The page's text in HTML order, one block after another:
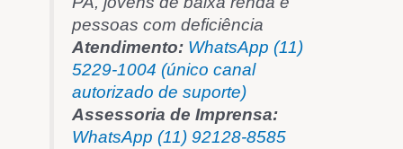
pessoas com deficiência
Atendimento: WhatsApp (11)
5229-1004 (único canal
autorizado de suporte)
Assessoria de Imprensa:
WhatsApp (11) 92128-8585